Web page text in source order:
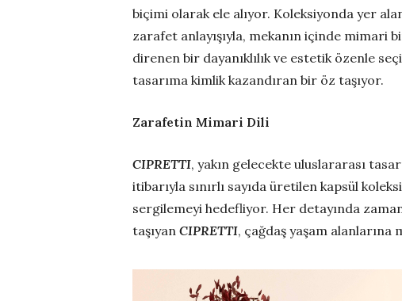
biçimi olarak ele alıyor. Koleksiyonda yer
zarafet anlayışıyla, mekanın içinde mimari
direnen bir dayanıklılık ve estetik özenle
tasarıma kimlik kazandıran bir öz taşıyor.
Zarafetin Mimari Dili
CIPRETTI, yakın gelecekte uluslararası
itibarıyla sınırlı sayıda üretilen kapsül
sergilemeyi hedefliyor. Her detayında
taşıyan CIPRETTI, çağdaş yaşam